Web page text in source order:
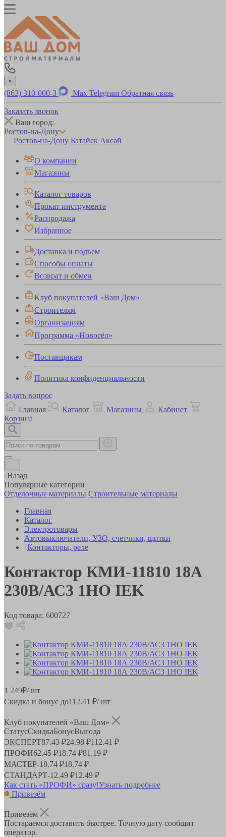
×
(863) 310-000-3 Max Telegram Обратная связь
Заказать звонок
Ваш город:
Ростов-на-Дону
Ростов-на-Дону Батайск Аксай
О компании
Магазины
Каталог товаров
Прокат инструмента
Распродажа
Избранное
Доставка и подъем
Способы оплаты
Возврат и обмен
Клуб покупателей «Ваш Дом»
Строителям
Организациям
Программа «Новосёл»
Поставщикам
Политика конфиденциальности
Задать вопрос
Главная
Каталог Магазины
Кабинет
Корзина
Назад
Популярные категории
Отделочные материалы Строительные материалы
Главная
Каталог
Электротовары
Автовыключатели, УЗО, счетчики, щитки
Контакторы, реле
Контактор КМИ-11810 18А
230В/АС3 1НО IEK
Код товара: 600727
1 249₽/ шт
Скидка и бонус до112.41 ₽/ шт
Клуб покупателей «Ваш Дом»
СтатусСкидкаБонусВыгода
ЭКСПЕРТ87.43 ₽24.98 ₽112.41 ₽
ПРОФИ62.45 ₽18.74 ₽81.19 ₽
МАСТЕР-18.74 ₽18.74 ₽
СТАНДАРТ-12.49 ₽12.49 ₽
Как стать «ПРОФИ» сразу!Узнать подробнее
Привезём
Привезём
Постараемся доставить быстрее. Точную дату сообщит
оператор.